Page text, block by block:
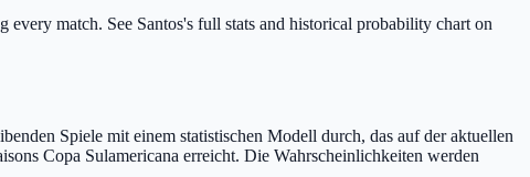
match. See Santos's full stats and historical probability chart on
Spiele mit einem statistischen Modell durch, das auf der aktuellen
Copa Sulamericana erreicht. Die Wahrscheinlichkeiten werden